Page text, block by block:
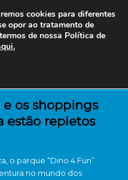
os shoppings
estão repletos
o parque “Dino 4 Fun”
no mundo dos
cookies para diferentes
opor ao tratamento de
de nossa Política de